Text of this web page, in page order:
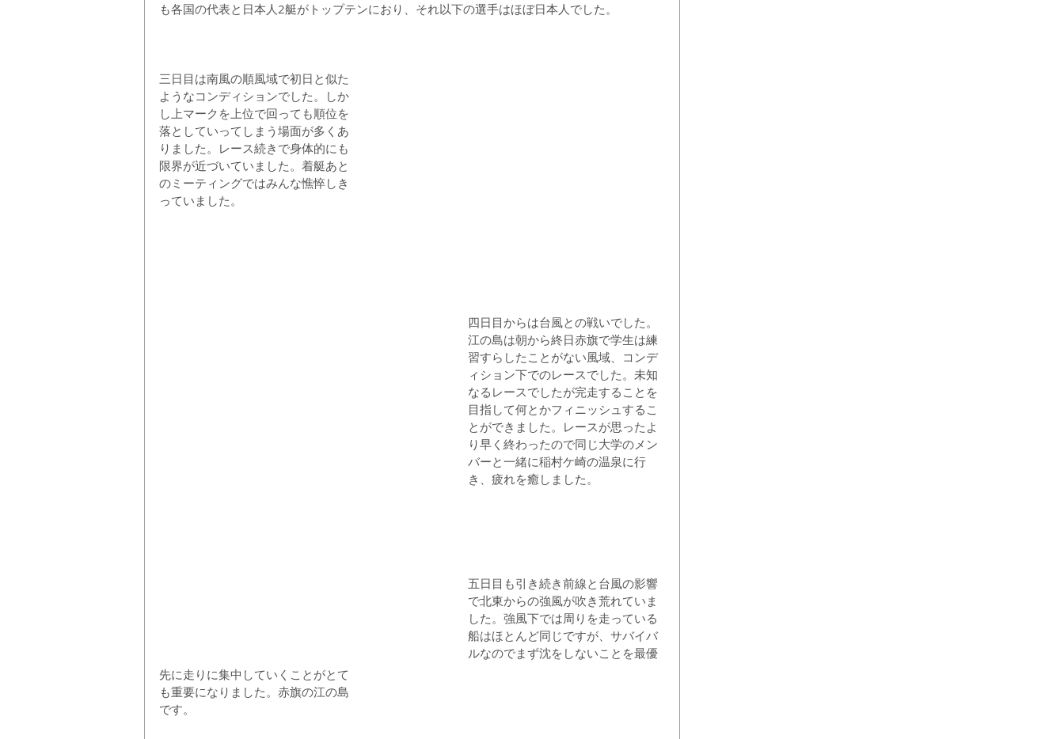
も各国の代表と日本人2艇がトップテンにおり、それ以下の選手はほぼ日本人でした。
三日目は南風の順風域で初日と似た
ようなコンディションでした。しか
し上マークを上位で回っても順位を
落としていってしまう場面が多くあ
りました。レース続きで身体的にも
限界が近づいていました。着艇あと
のミーティングではみんな憔悴しき
っていました。
四日目からは台風との戦いでした。
江の島は朝から終日赤旗で学生は練
習すらしたことがない風域、コンデ
ィション下でのレースでした。未知
なるレースでしたが完走することを
目指して何とかフィニッシュするこ
とができました。レースが思ったよ
り早く終わったので同じ大学のメン
バーと一緒に稲村ケ崎の温泉に行
き、疲れを癒しました。
五日目も引き続き前線と台風の影響
で北東からの強風が吹き荒れていま
した。強風下では周りを走っている
船はほとんど同じですが、サバイバ
ルなのでまず沈をしないことを最優
先に走りに集中していくことがとて
も重要になりました。赤旗の江の島
です。